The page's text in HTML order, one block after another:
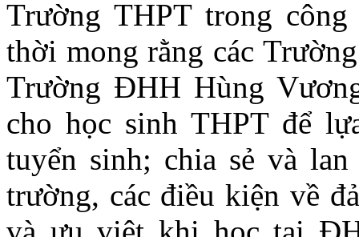
Trường THPT trong
thời mong rằng các
Trường ĐHH Hùng
cho học sinh THPT để
tuyển sinh; chia sẻ và
trường, các điều kiện về